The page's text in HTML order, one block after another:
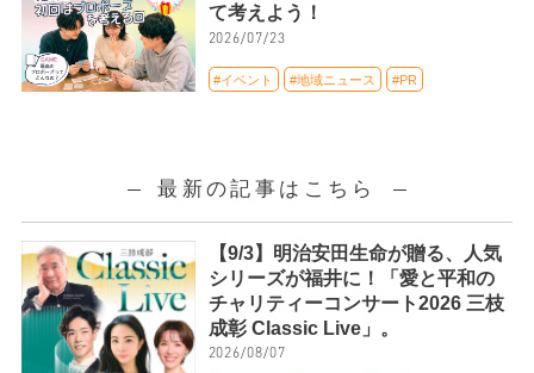
て考えよう！
2026/07/23
#イベント #地域ニュース #PR
最新の記事はこちら
【9/3】明治安田生命が贈る、人気
シリーズが福井に！「愛と平和の
チャリティーコンサート2026 三枝
成彰 Classic Live」。
2026/08/07